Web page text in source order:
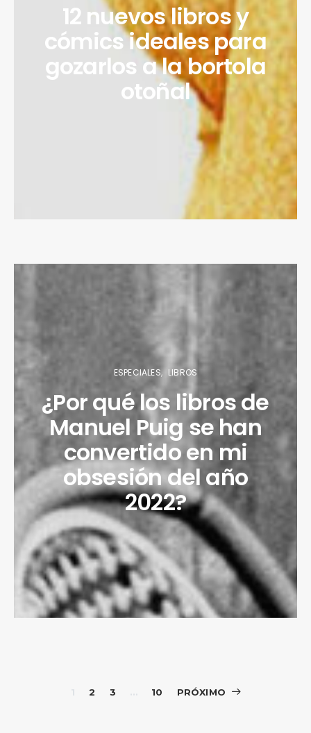
12 nuevos libros y
cómics ideales para
gozarlos a la bortola
otoñal
ESPECIALES LIBROS
¿Por qué los libros de
Manuel Puig se han
convertido en mi
obsesión del año
2022?
Paginación
1 2 3 … 10 PRÓXIMO